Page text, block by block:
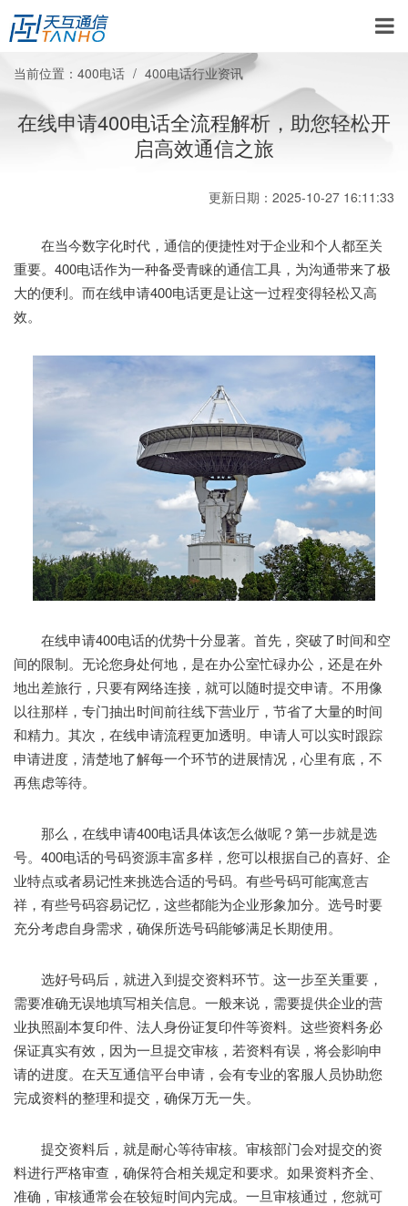
当前位置： 400电话 400电话行业资讯
在线申请400电话全流程解析，助您轻松开
启高效通信之旅
更新日期：2025-10-27 16:11:33
在当今数字化时代，通信的便捷性对于企业和个人都至关
重要。400电话作为一种备受青睐的通信工具，为沟通带来了极
大的便利。而在线申请400电话更是让这一过程变得轻松又高
效。
在线申请400电话的优势十分显著。首先，突破了时间和空
间的限制。无论您身处何地，是在办公室忙碌办公，还是在外
地出差旅行，只要有网络连接，就可以随时提交申请。不用像
以往那样，专门抽出时间前往线下营业厅，节省了大量的时间
和精力。其次，在线申请流程更加透明。申请人可以实时跟踪
申请进度，清楚地了解每一个环节的进展情况，心里有底，不
再焦虑等待。
那么，在线申请400电话具体该怎么做呢？第一步就是选
号。400电话的号码资源丰富多样，您可以根据自己的喜好、企
业特点或者易记性来挑选合适的号码。有些号码可能寓意吉
祥，有些号码容易记忆，这些都能为企业形象加分。选号时要
充分考虑自身需求，确保所选号码能够满足长期使用。
选好号码后，就进入到提交资料环节。这一步至关重要，
需要准确无误地填写相关信息。一般来说，需要提供企业的营
业执照副本复印件、法人身份证复印件等资料。这些资料务必
保证真实有效，因为一旦提交审核，若资料有误，将会影响申
请的进度。在天互通信平台申请，会有专业的客服人员协助您
完成资料的整理和提交，确保万无一失。
提交资料后，就是耐心等待审核。审核部门会对提交的资
料进行严格审查，确保符合相关规定和要求。如果资料齐全、
准确，审核通常会在较短时间内完成。一旦审核通过，您就可